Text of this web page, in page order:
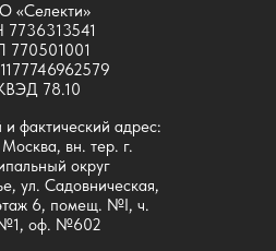
«Селекти»
770501001
78.10
фактический адрес:
вн. тер. г.
округ
ул. Садовническая,
6, помещ. №I, ч.
оф. №602